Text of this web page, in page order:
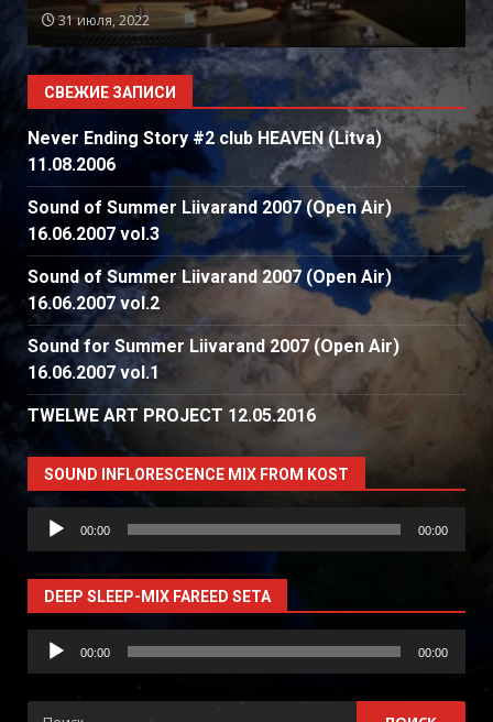
31 июля, 2022
СВЕЖИЕ ЗАПИСИ
Never Ending Story #2 club HEAVEN (Litva)
11.08.2006
Sound of Summer Liivarand 2007 (Open Air)
16.06.2007 vol.3
Sound of Summer Liivarand 2007 (Open Air)
16.06.2007 vol.2
Sound for Summer Liivarand 2007 (Open Air)
16.06.2007 vol.1
TWELWE ART PROJECT 12.05.2016
SOUND INFLORESCENCE MIX FROM KOST
Аудиоплеер
00:00 00:00
DEEP SLEEP-MIX FAREED SETA
Аудиоплеер
00:00 00:00
Найти: